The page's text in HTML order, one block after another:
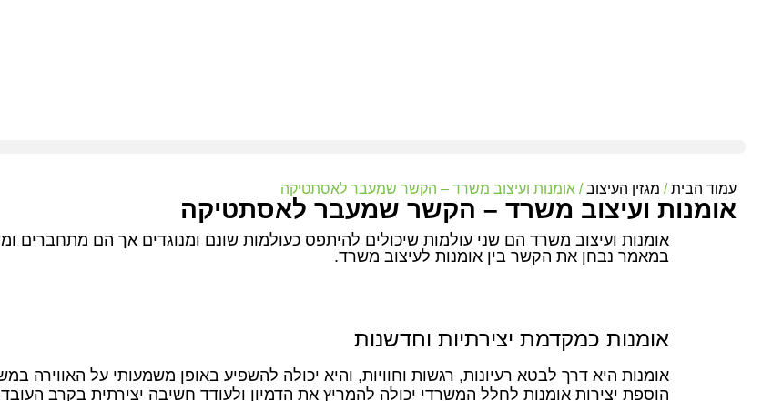
עמוד הבית/ מגזין העיצוב/ אומנות ועיצוב משרד – הקשר שמעבר לאסתטיקה
אומנות ועיצוב משרד – הקשר שמעבר לאסתטיקה
אומנות ועיצוב משרד הם שני עולמות שיכולים להיתפס כעולמות שונם ומנוגדים אך הם מתחברים
במאמר נבחן את הקשר בין אומנות לעיצוב משרד.
אומנות כמקדמת יצירתיות וחדשנות
אומנות היא דרך לבטא רעיונות, רגשות וחוויות, והיא יכולה להשפיע באופן משמעותי על האווירה
הוספת יצירות אומנות לחלל המשרדי יכולה להמריץ את הדמיון ולעודד חשיבה יצירתית בקרב